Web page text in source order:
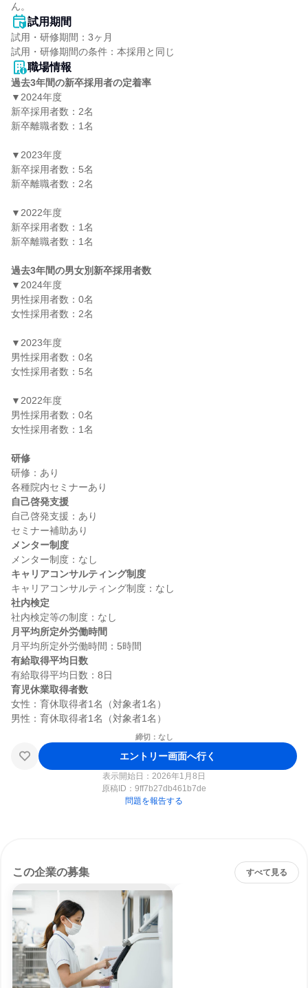
ん。
試用期間
試用・研修期間：3ヶ月
職場情報
過去3年間の新卒採用者の定着率
▼2024年度
新卒採用者数：2名
新卒離職者数：1名
▼2023年度
新卒採用者数：5名
新卒離職者数：2名
▼2022年度
新卒採用者数：1名
新卒離職者数：1名
過去3年間の男女別新卒採用者数
▼2024年度
男性採用者数：0名
女性採用者数：2名
▼2023年度
男性採用者数：0名
女性採用者数：5名
▼2022年度
男性採用者数：0名
女性採用者数：1名
研修
研修：あり
自己啓発支援
自己啓発支援：あり
メンター制度
キャリアコンサルティング制度
社内検定
月平均所定外労働時間
有給取得平均日数
育児休業取得者数
女性：育休取得者1名（対象者1名）
締切：なし
エントリー画面へ行く
表示開始日：2026年1月8日
原稿ID： 9ff7b27db461b7de
問題を報告する
この企業の募集 すべて見る